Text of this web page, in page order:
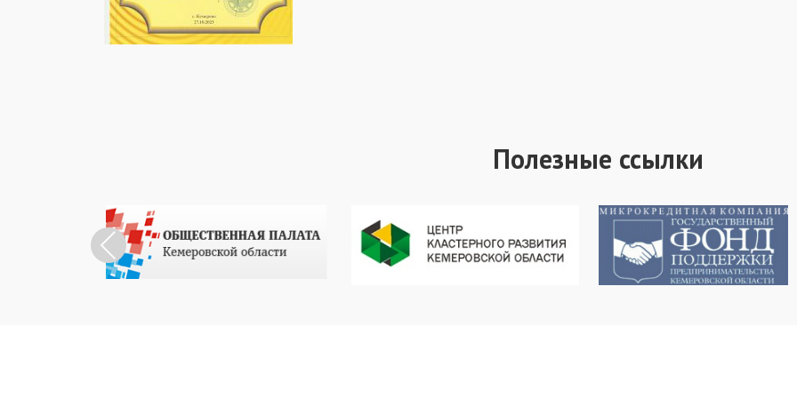
Полезные ссылки
Previous